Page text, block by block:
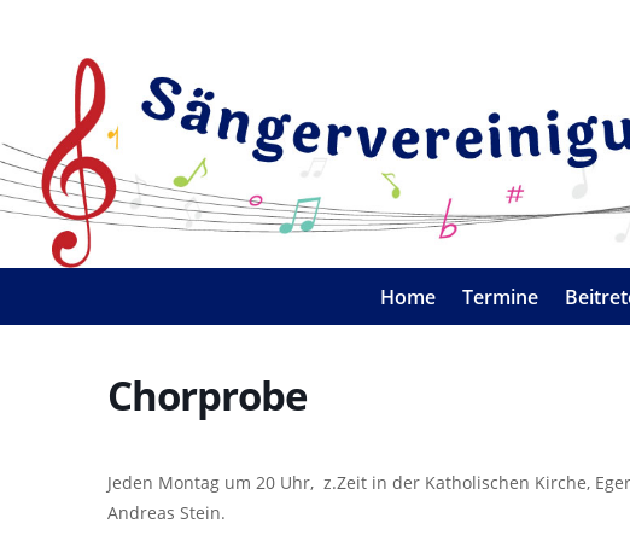
Home Termine
Chorprobe
Jeden Montag um 20 Uhr, z.Zeit in der Katholischen Kirche,
Andreas Stein.